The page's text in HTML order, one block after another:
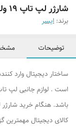
شارژر لپ تاپ 19 ولت 4.74 آمپر ایسر (model-AC474)
برند: ایسر
توضیحات
ساختار دیجیتال وارد
است . لوازم جانبی لپ
باشد. هنگام خرید شارژر
کالای دیجیتال